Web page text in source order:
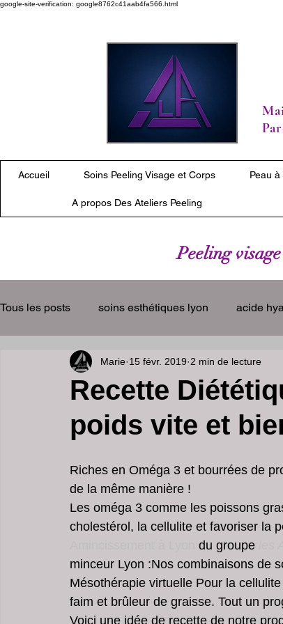
google-site-verification: google8762c41aab4fa566.html
Accueil Soins Peeling Visage et Corps Peau
A propos Des Ateliers Peeling
Peeling
Tous les posts soins esthétiques lyon acide
soins visage cabinet esthétique palper
medecine esthetique à lyon perdre du poids
soins du visage et corps medecine esthetique
clinique Peeling à Cannes dermatologue
Ride du Décolleté peeling Lifting du visage
Recette
poids vite et
Marie 15 févr. 2019 2 min de lecture
Riches en Oméga 3 et bourrées de
de la même manière !
Les oméga 3 comme les poissons
cholestérol, la cellulite et favoriser la
du groupe
minceur Lyon :Nos combinaisons de
Mésothérapie virtuelle Pour la
faim et brûleur de graisse. Tout un
Voici une idée de recette de notre